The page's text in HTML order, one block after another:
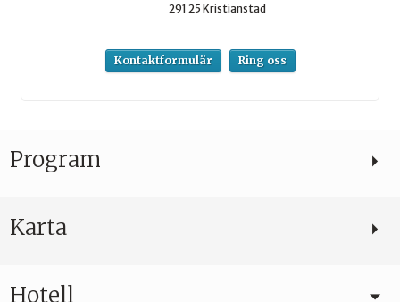
291 25 Kristianstad
Kontaktformulär Ring oss
Program
Karta
Hotell